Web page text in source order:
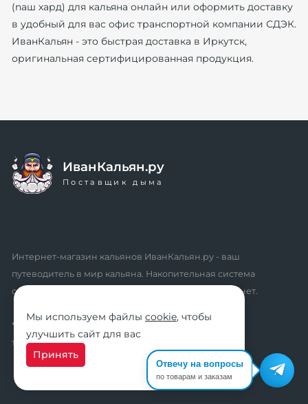
Мы используем файлы cookie, чтобы
улучшить сайт для вас
Принять
(naш хард) для кальяна онлайн или оформить доставку
в удобный для вас офис транспортной компании СДЭК.
ИванКальян - это быстрая доставка в Иркутск,
оригинальная сертифицированная продукция.
ИванКальян.ру
Поставщик дыма
Интернет-магазин кальянов ИванКальян.ру - ваш
путеводитель в мир кальяна. Накопительная система
скидок, промокоды, акции. Удобный личный кабинет.
* мы не осуществляем дистанционную продажу
табачной продукции розничным клиентам
Отвечу на вопросы
по товарам и заказам